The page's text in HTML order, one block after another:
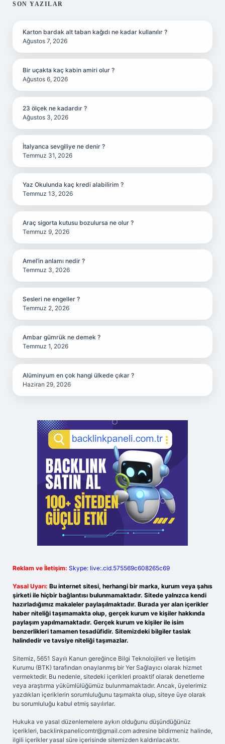
SIDEBAR
SON YAZILAR
Karton bardak alt taban kağıdı ne kadar kullanılır ?
Ağustos 7, 2026
Bir uçakta kaç kabin amiri olur ?
Ağustos 6, 2026
23 ölçek ne kadardır ?
Ağustos 3, 2026
İtalyanca sevgiliye ne denir ?
Temmuz 31, 2026
Yaz Okulunda kaç kredi alabilirim ?
Temmuz 13, 2026
Araç sigorta kutusu bozulursa ne olur ?
Temmuz 9, 2026
Amel’in anlamı nedir ?
Temmuz 3, 2026
Sesleri ne engeller ?
Temmuz 2, 2026
Ambar gümrük ne demek ?
Temmuz 1, 2026
Alüminyum en çok hangi ülkede çıkar ?
Haziran 29, 2026
Reklam ve İletişim: Skype: live:.cid.575569c608265c69
Yasal Uyarı: Bu internet sitesi, herhangi bir marka, kurum veya şahıs
şirketi ile hiçbir bağlantısı bulunmamaktadır. Sitede yalnızca kendi
hazırladığımız makaleler paylaşılmaktadır. Burada yer alan içerikler
haber niteliği taşımamakta olup, gerçek kurum ve kişiler hakkında
paylaşım yapılmamaktadır. Gerçek kurum ve kişiler ile isim
benzerlikleri tamamen tesadüfidir. Sitemizdeki bilgiler taslak
halindedir ve tavsiye niteliği taşımazlar.
Sitemiz, 5651 Sayılı Kanun gereğince Bilgi Teknolojileri ve İletişim
Kurumu (BTK) tarafından onaylanmış bir Yer Sağlayıcı olarak hizmet
vermektedir. Bu nedenle, sitedeki içerikleri proaktif olarak denetleme
veya araştırma yükümlülüğümüz bulunmamaktadır. Ancak, üyelerimiz
yazdıkları içeriklerin sorumluluğunu taşımakta olup, siteye üye olarak
bu sorumluluğu kabul etmiş sayılırlar.
Hukuka ve yasal düzenlemelere aykırı olduğunu düşündüğünüz
içerikleri, backlinkpanelicomtr@gmail.com adresine bildirmeniz halinde,
ilgili içerikler yasal süre içerisinde sitemizden kaldırılacaktır.